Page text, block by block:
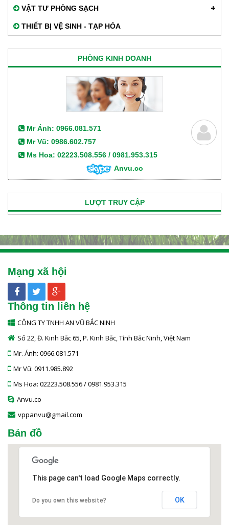
VẬT TƯ PHÒNG SẠCH
THIẾT BỊ VỆ SINH - TẠP HÓA
PHÒNG KINH DOANH
Mr Ánh: 0966.081.571
Mr Vũ: 0986.602.757
Ms Hoa: 02223.508.556 / 0981.953.315
Anvu.co
LƯỢT TRUY CẬP
Mạng xã hội
Thông tin liên hệ
CÔNG TY TNHH AN VŨ BẮC NINH
Số 22, Đ. Kinh Bắc 65, P. Kinh Bắc, Tỉnh Bắc Ninh, Việt Nam
Mr. Ánh: 0966.081.571
Mr Vũ: 0911.985.892
Ms Hoa: 02223.508.556 / 0981.953.315
Anvu.co
vppanvu@gmail.com
Bản đồ
This page can't load Google Maps correctly.
Do you own this website? OK